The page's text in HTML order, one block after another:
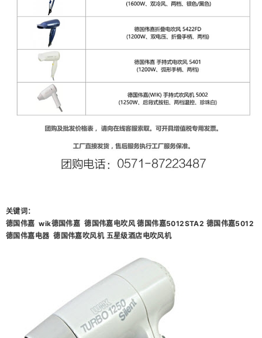
关键词：
德国伟嘉 wik德国伟嘉 德国伟嘉电吹风 德国伟嘉5012STA2 德国伟嘉5012
德国伟嘉电器 德国伟嘉吹风机 五星级酒店电吹风机